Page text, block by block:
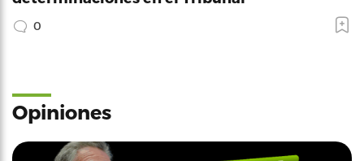
0
Opiniones